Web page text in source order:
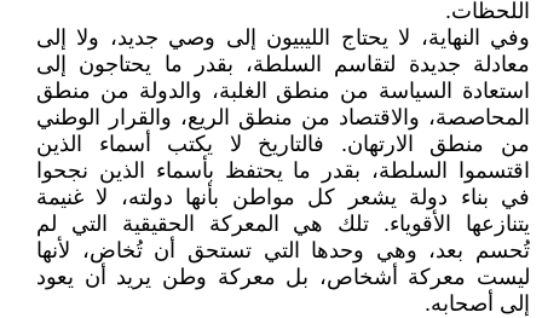
اللحظات.
وفي النهاية، لا يحتاج الليبيون إلى وصي جديد، ولا إلى
معادلة جديدة لتقاسم السلطة، بقدر ما يحتاجون إلى
استعادة السياسة من منطق الغلبة، والدولة من منطق
المحاصصة، والاقتصاد من منطق الريع، والقرار الوطني
من منطق الارتهان. فالتاريخ لا يكتب أسماء الذين
اقتسموا السلطة، بقدر ما يحتفظ بأسماء الذين نجحوا
في بناء دولة يشعر كل مواطن بأنها دولته، لا غنيمة
يتنازعها الأقوياء. تلك هي المعركة الحقيقية التي لم
تُحسم بعد، وهي وحدها التي تستحق أن تُخاض، لأنها
ليست معركة أشخاص، بل معركة وطن يريد أن يعود
إلى أصحابه.